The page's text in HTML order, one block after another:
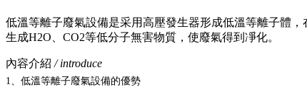
低溫等離子廢氣設備是采用高壓發生器形成低溫等離子體
生成H2O、CO2等低分子無害物質，使廢氣得到凈化。
內容介紹 / introduce
1、低溫等離子廢氣設備的優勢